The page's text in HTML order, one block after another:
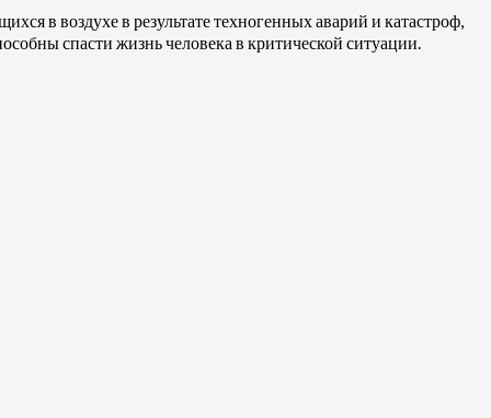
в воздухе в результате техногенных аварий и катастроф,
спасти жизнь человека в критической ситуации.